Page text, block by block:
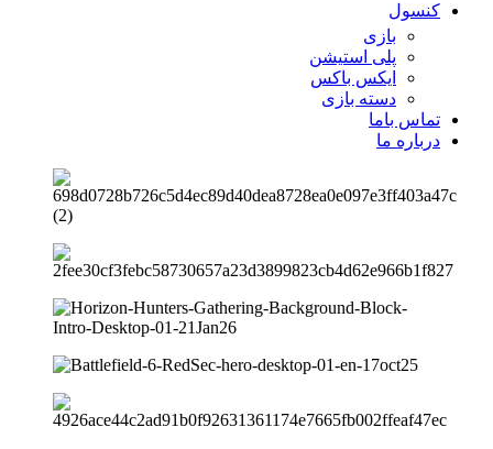
کنسول
بازی
پلی استیشن
ایکس باکس
دسته بازی
تماس باما
درباره ما